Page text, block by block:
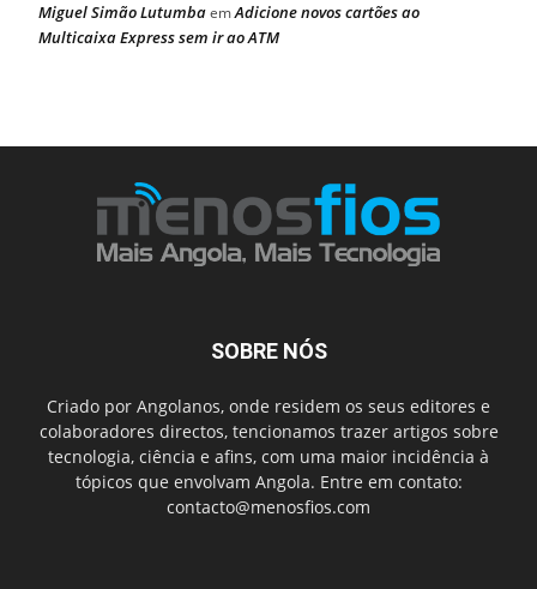
Miguel Simão LutumbaemAdicione novos cartões ao
Multicaixa Express sem ir ao ATM
SOBRE NÓS
Criado por Angolanos, onde residem os seus editores e
colaboradores directos, tencionamos trazer artigos sobre
tecnologia, ciência e afins, com uma maior incidência à
tópicos que envolvam Angola. Entre em contato:
contacto@menosfios.com